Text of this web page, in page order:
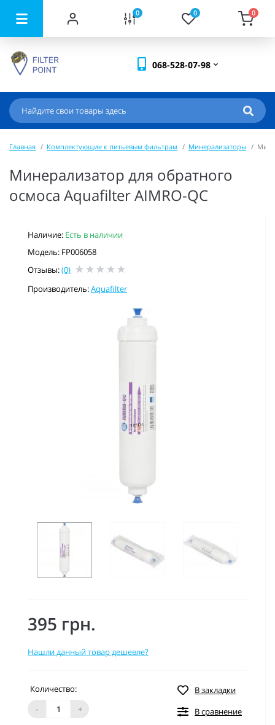
0 0 0
068-528-07-98
Главная Комплектующие к питьевым фильтрам Минерализаторы
Минерализатор для обратного
осмоса Aquafilter AIMRO-QC
Наличие: Есть в наличии
Модель: FP006058
Отзывы:(0)
Производитель:Aquafilter
395 грн.
Нашли данный товар дешевле?
Количество:
-
+
В закладки
В сравнение